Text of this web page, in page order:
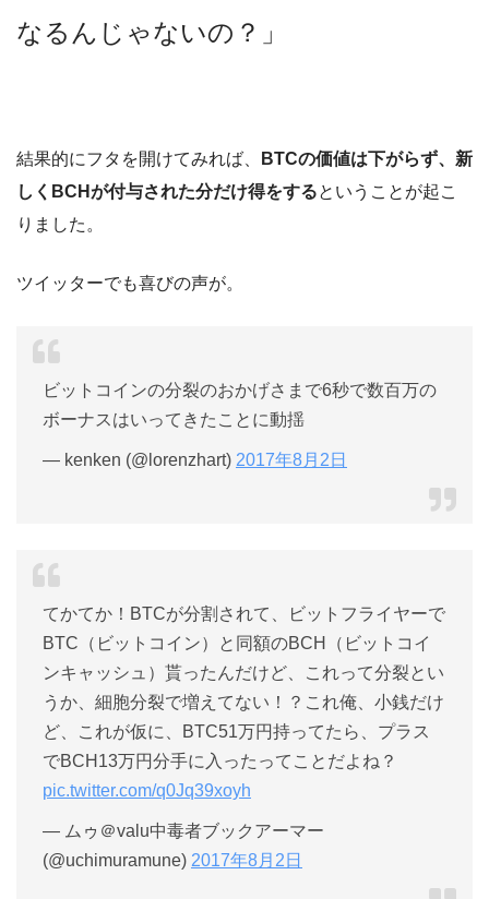
なるんじゃないの？」
結果的にフタを開けてみれば、
BTCの価値は下がらず、新
しくBCHが付与された分だけ得をするということが起こ
りました。
ツイッターでも喜びの声が。
ビットコインの分裂のおかげさまで6秒で数百万の
ボーナスはいってきたことに動揺
— kenken (@lorenzhart) 2017年8月2日
てかてか！BTCが分割されて、ビットフライヤーで
BTC（ビットコイン）と同額のBCH（ビットコイ
ンキャッシュ）貰ったんだけど、これって分裂とい
うか、細胞分裂で増えてない！？これ俺、小銭だけ
ど、これが仮に、BTC51万円持ってたら、プラス
でBCH13万円分手に入ったってことだよね？
pic.twitter.com/q0Jq39xoyh
— ムゥ＠valu中毒者ブックアーマー
(@uchimuramune) 2017年8月2日